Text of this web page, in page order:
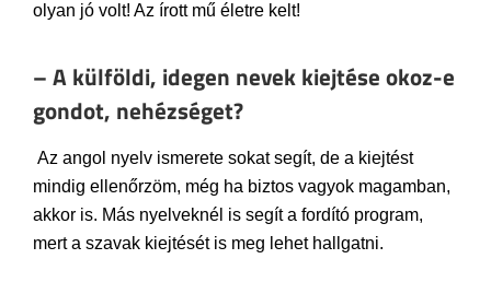
olyan jó volt! Az írott mű életre kelt!
– A külföldi, idegen nevek kiejtése okoz-e
gondot, nehézséget?
Az angol nyelv ismerete sokat segít, de a kiejtést
mindig ellenőrzöm, még ha biztos vagyok magamban,
akkor is. Más nyelveknél is segít a fordító program,
mert a szavak kiejtését is meg lehet hallgatni.